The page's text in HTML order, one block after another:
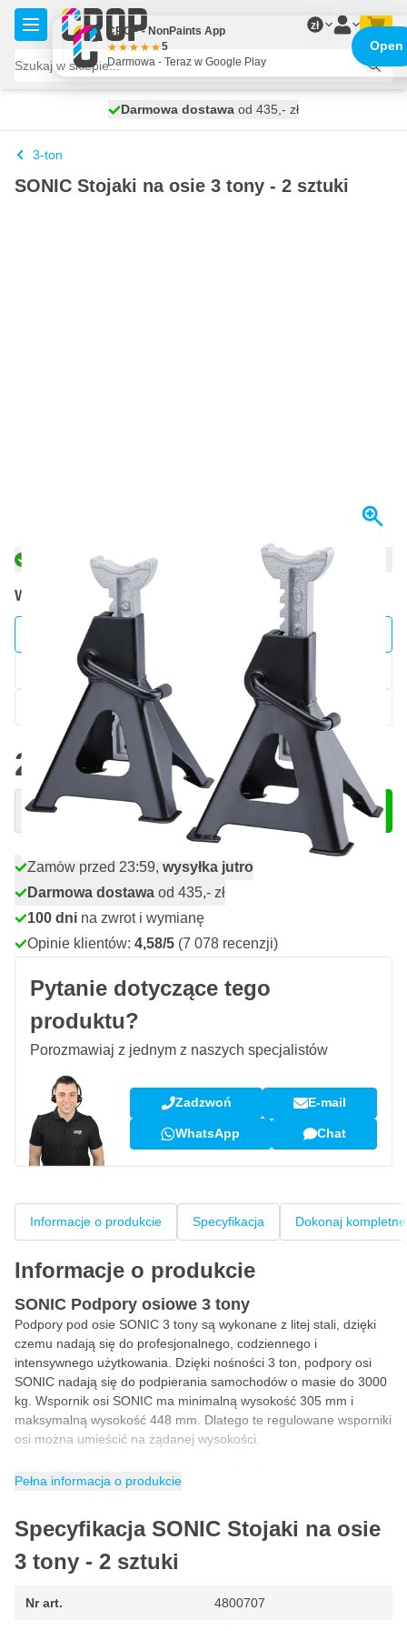
Przejdź do treści
zł
wysyłka jutro
Darmowa dostawa od 435,- zł
100 dni
3-ton
SONIC Stojaki na osie 3 tony - 2 sztuki
W magazynie
Wybierz ilość
ZAOSZCZĘDŹ 2%
ZAOSZCZĘDŹ 5% za/szt
270,70 zł Z VAT
Ilość
Dodaj do koszyka
Zamów przed 23:59, wysyłka jutro
Darmowa dostawa od 435,- zł
100 dni na zwrot i wymianę
Opinie klientów: 4,58/5 (7 078 recenzji)
Pytanie dotyczące tego
produktu?
Porozmawiaj z jednym z naszych specjalistów
Zadzwoń E-mail
WhatsApp Chat
Informacje o produkcie Specyfikacja Dokonaj
Informacje o produkcie
SONIC Podpory osiowe 3 tony
Podpory pod osie SONIC 3 tony są wykonane z litej stali, dzięki
czemu nadają się do profesjonalnego, codziennego i
intensywnego użytkowania. Dzięki nośności 3 ton, podpory osi
SONIC nadają się do podpierania samochodów o masie do 3000
kg. Wspornik osi SONIC ma minimalną wysokość 305 mm i
maksymalną wysokość 448 mm. Dlatego te regulowane wsporniki
osi można umieścić na żądanej wysokości.
Podpory pod osie do samochodu
konieczne jest użycie wsporników osi. Umieszczając podpory osi
pod samochodem, możesz bezpiecznie leżeć, majsterkować i
pracować pod samochodem. Dzięki 3-tonowemu wspornikowi osi
osi do profesjonalnego użytku.
Pełna informacja o produkcie
Specyfikacja SONIC Stojaki na osie
3 tony - 2 sztuki
Nr art. 4800707
CROP - NonPaints App
5
Darmowa - Teraz w Google Play
Open